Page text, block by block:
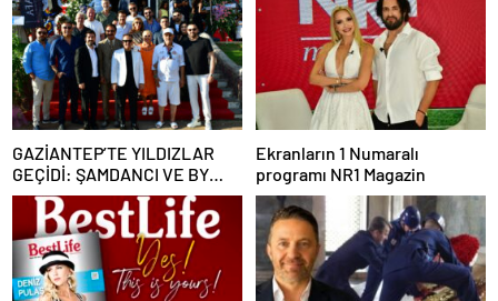
GAZİANTEP’TE YILDIZLAR
GEÇİDİ: ŞAMDANCI VE BY
MUSTAFA AÇILIŞI İLE GREEN
PARK’TA GÖRKEMLİ GALA
Ekranların 1 Numaralı
programı NR1 Magazin